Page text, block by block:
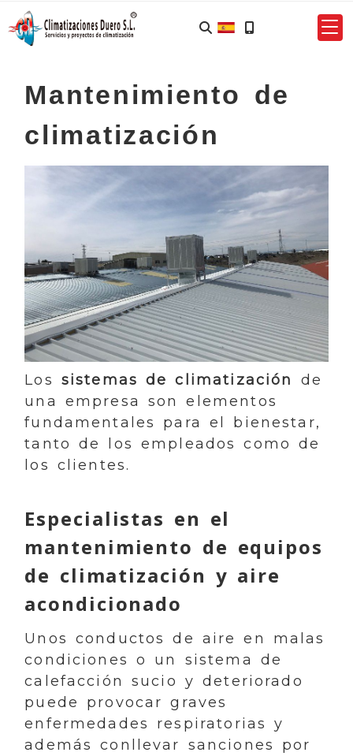
Mantenimiento de
climatización
Los sistemas de climatización
de
una empresa son elementos
fundamentales para el bienestar,
tanto de los empleados como de
los clientes.
Especialistas en el
mantenimiento de equipos
de climatización y aire
acondicionado
Unos conductos de aire en malas
condiciones o un sistema de
calefacción sucio y deteriorado
puede provocar graves
enfermedades respiratorias y
además conllevar sanciones por